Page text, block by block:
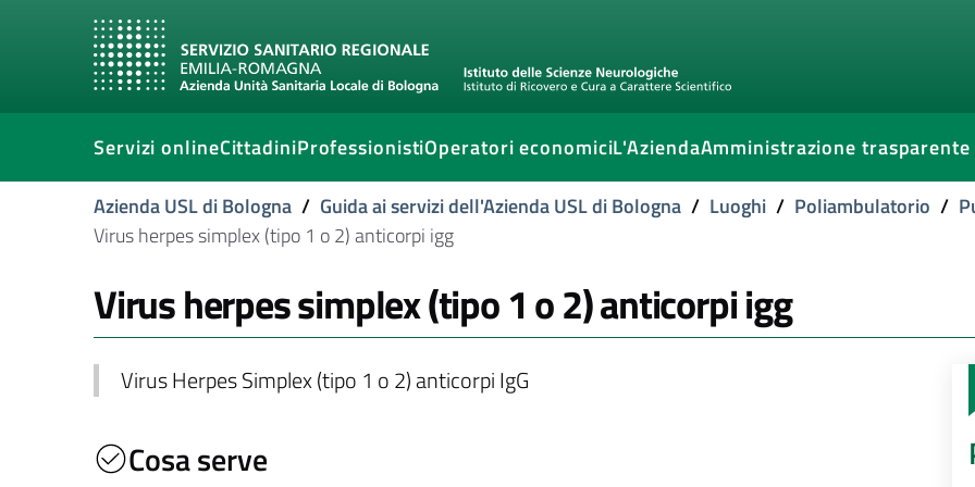
Servizi onlineCittadiniProfessionistiOperatori economiciL'AziendaAmministrazione trasparente
Azienda USL di Bologna / Guida ai servizi dell'Azienda USL di Bologna / Luoghi / Poliambulatorio /
Virus herpes simplex (tipo 1 o 2) anticorpi igg
Virus herpes simplex (tipo 1 o 2) anticorpi igg
Virus Herpes Simplex (tipo 1 o 2) anticorpi IgG
Cosa serve